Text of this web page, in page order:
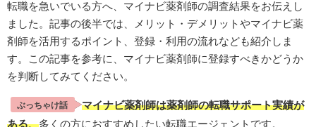
転職を急いでいる方へ、マイナビ薬剤師の調査結果をお伝えし
ました。記事の後半では、メリット・デメリットやマイナビ薬
剤師を活用するポイント、登録・利用の流れなども紹介しま
す。この記事を参考に、マイナビ薬剤師に登録すべきかどうか
を判断してみてください。
ぶっちゃけ話
マイナビ薬剤師は薬剤師の転職サポート実績が
ある、多くの方におすすめしたい転職エージェントです。